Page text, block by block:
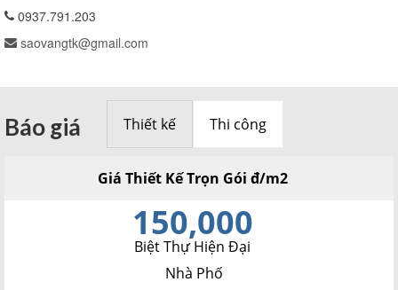
0937.791.203
saovangtk@gmail.com
Báo giá Thiết kế Thi công
Giá Thiết Kế Trọn Gói đ/m2
150,000
Biệt Thự Hiện Đại
Nhà Phố